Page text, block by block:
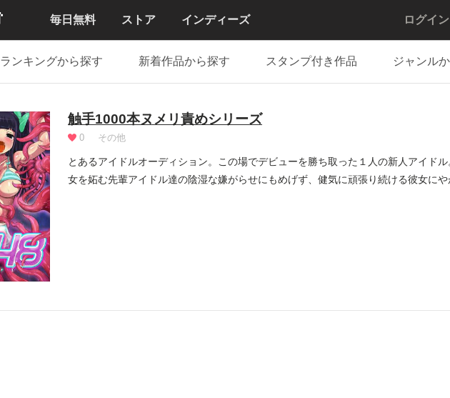
毎日無料 ストア インディーズ ログイン
ランキングから探す 新着作品から探す スタンプ付き作品 ジャンル
触手1000本ヌメリ責めシリーズ
0 その他
とあるアイドルオーディション。この場でデビューを勝ち取った１人の新人アイド
女を妬む先輩アイドル達の陰湿な嫌がらせにもめげず、健気に頑張り続ける彼女にや